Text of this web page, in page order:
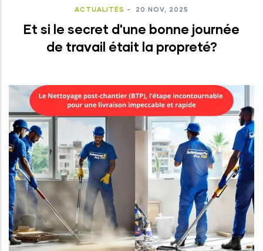
ACTUALITÉS - 20 NOV, 2025
Et si le secret d'une bonne journée
de travail était la propreté?